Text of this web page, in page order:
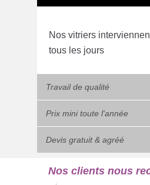
Nos vitriers
tous les jours
Travail de qualité
Prix mini toute l'année
Devis gratuit & agréé
Nos clients nous